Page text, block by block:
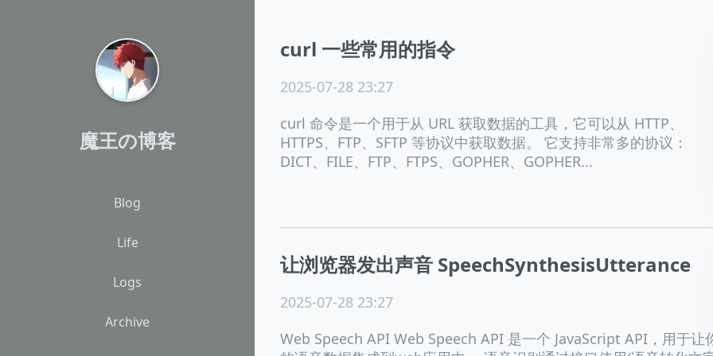
魔王の博客
Blog
Life
Logs
Archive
curl 一些常用的指令
2025-07-28 23:27
curl 命令是一个用于从 URL 获取数据的工具，它可以从 HTTP、
HTTPS、FTP、SFTP 等协议中获取数据。 它支持非常多的协议：
DICT、FILE、FTP、FTPS、GOPHER、GOPHER...
让浏览器发出声音 SpeechSynthesisUtterance
2025-07-28 23:27
Web Speech API Web Speech API 是一个 JavaScript API，用于让